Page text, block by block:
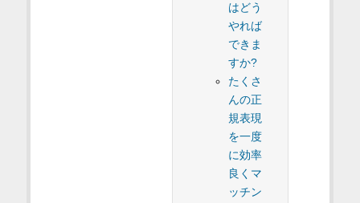
はどう
やれば
できま
すか?
たくさ
んの正
規表現
を一度
に効率
良くマ
ッチン